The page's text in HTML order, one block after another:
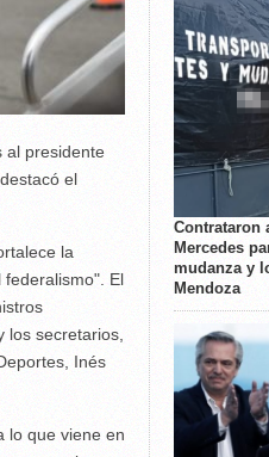
al presidente
el
la
federalismo". El
los secretarios,
Inés
lo que viene en
Contrataron
Mercedes
mudanza y
Mendoza